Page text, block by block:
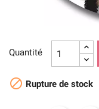
Quantité
 Rupture de stock